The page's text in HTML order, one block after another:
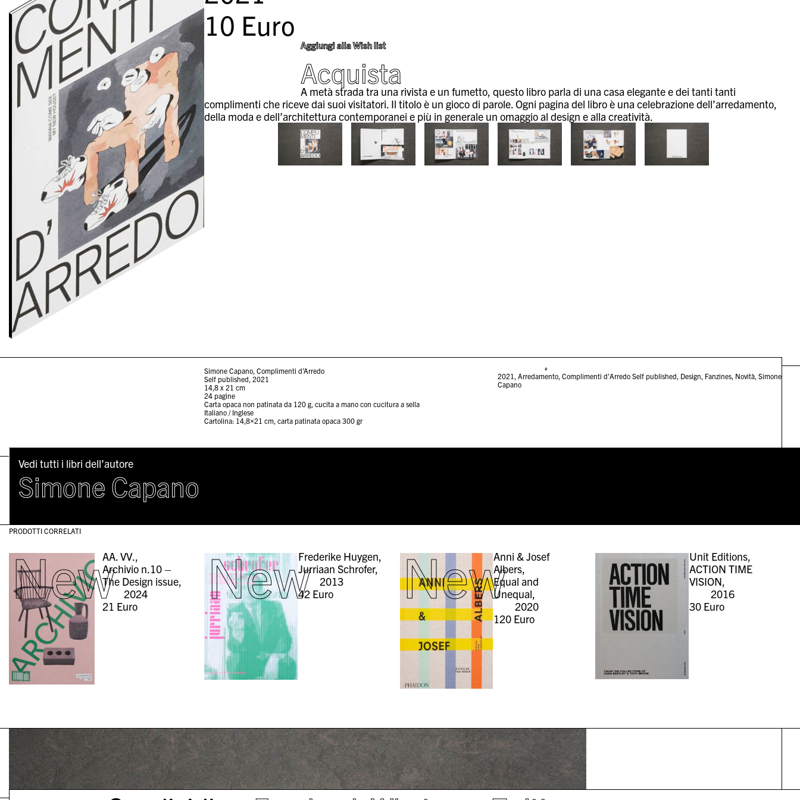
10 Euro
Aggiungi alla Wish list
Acquista
A metà strada tra una rivista e un fumetto, questo libro parla di una casa elegante e dei tanti tanti
complimenti che riceve dai suoi visitatori. Il titolo è un gioco di parole. Ogni pagina del libro è una celebrazione dell’arredamento,
della moda e dell’architettura contemporanei e più in generale un omaggio al design e alla creatività.
Simone Capano, Complimenti d’Arredo
Self published, 2021
14,8 x 21 cm
24 pagine
Carta opaca non patinata da 120 g, cucita a mano con cucitura a sella
Italiano / Inglese
Cartolina: 14,8×21 cm, carta patinata opaca 300 gr
#
2021 , Arredamento, Complimenti d'Arredo Self published, Design, Fanzines, Novità, Simone
Capano
Vedi tutti i libri dell’autore
Simone Capano
PRODOTTI CORRELATI
NewAA. VV.,
Archivio n.10 –
The Design issue,
2024
21 Euro NewFrederike Huygen,
Jurriaan Schrofer,
2013
42 Euro NewAnni & Josef
Albers,
Equal and
Unequal,
2020
120 Euro
Unit Editions,
ACTION TIME
VISION,
2016
30Euro